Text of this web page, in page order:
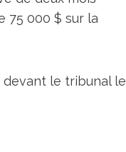
75 000 $ sur la
devant le tribunal le